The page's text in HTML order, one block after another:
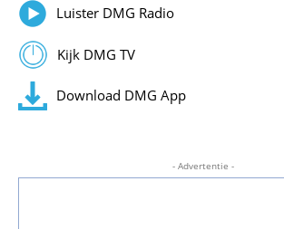
Luister DMG Radio
Kijk DMG TV
Download DMG App
- Advertentie -